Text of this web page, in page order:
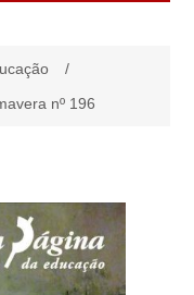
/
nº 196